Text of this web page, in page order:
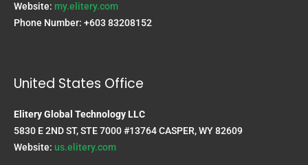
Website: my.elitery.com
Phone Number: +603 83208152
United States Office
Elitery Global Technology LLC
5830 E 2ND ST, STE 7000 #13764 CASPER, WY 82609
Website: us.elitery.com